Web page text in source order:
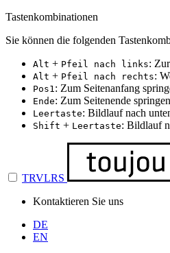
Tastenkombinationen
Sie können die folgenden
Alt + Pfeil nach links:
Alt + Pfeil nach rechts:
Pos1: Zum Seitenanfang
Ende: Zum Seitenende springen
Leertaste: Bildlauf nach
Shift + Leertaste: Bildlauf
TRVLRS
Kontaktieren Sie uns
DE
EN